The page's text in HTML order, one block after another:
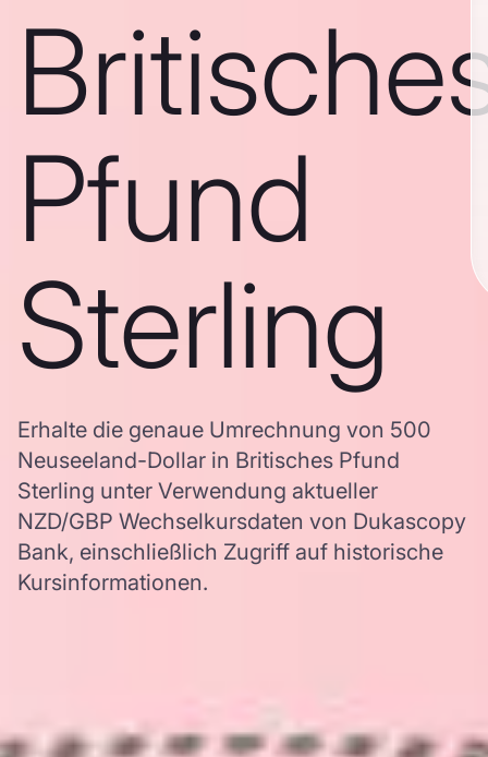
Pfund
Sterling
Erhalte die genaue Umrechnung von 500
Neuseeland-Dollar in Britisches Pfund
Sterling unter Verwendung aktueller
NZD/GBP Wechselkursdaten von Dukascopy
Bank, einschließlich Zugriff auf historische
Kursinformationen.